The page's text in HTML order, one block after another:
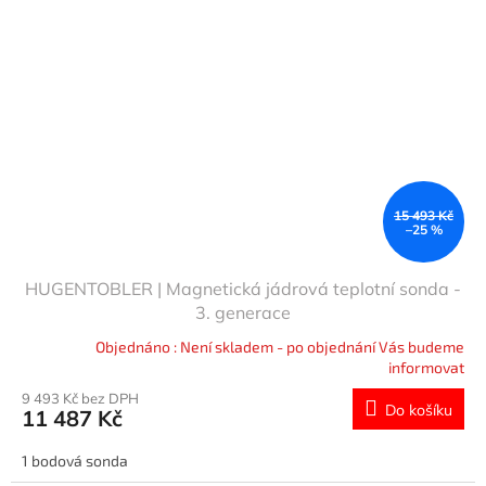
15 493 Kč
–25 %
HUGENTOBLER | Magnetická jádrová teplotní sonda -
3. generace
Objednáno : Není skladem - po objednání Vás budeme
informovat
9 493 Kč bez DPH
11 487 Kč Do košíku
1 bodová sonda